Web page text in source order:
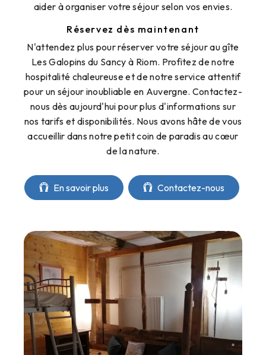
aider à organiser votre séjour selon vos envies.
Réservez dès maintenant
N'attendez plus pour réserver votre séjour au gîte
Les Galopins du Sancy à Riom. Profitez de notre
hospitalité chaleureuse et de notre service attentif
pour un séjour inoubliable en Auvergne. Contactez-
nous dès aujourd'hui pour plus d'informations sur
nos tarifs et disponibilités. Nous avons hâte de vous
accueillir dans notre petit coin de paradis au cœur
de la nature.
En savoir plus Contactez-nous